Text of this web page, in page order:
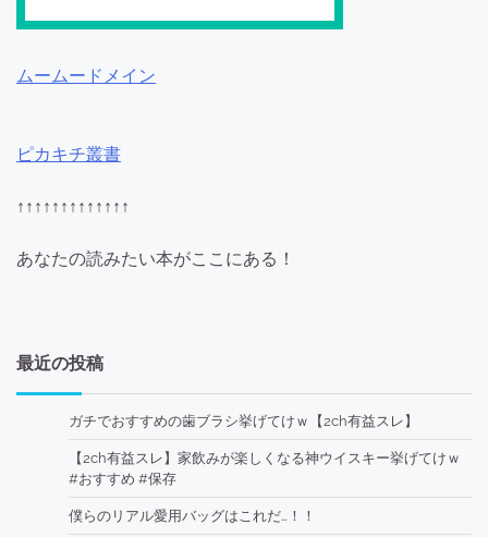
ムームードメイン
ピカキチ叢書
↑↑↑↑↑↑↑↑↑↑↑↑↑
あなたの読みたい本がここにある！
最近の投稿
ガチでおすすめの歯ブラシ挙げてけｗ【2ch有益スレ】
【2ch有益スレ】家飲みが楽しくなる神ウイスキー挙げてけｗ
#おすすめ #保存
僕らのリアル愛用バッグはこれだ…！！